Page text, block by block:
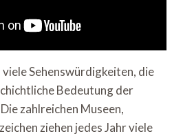
Sehenswürdigkeiten, die
Bedeutung der
zahlreichen Museen,
ziehen jedes Jahr viele